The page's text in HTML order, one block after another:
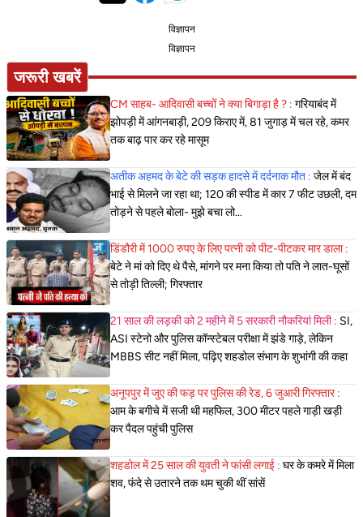
विज्ञापन
विज्ञापन
जरूरी खबरें
CM साहब- आदिवासी बच्चों ने क्या बिगाड़ा है ? : गरियाबंद में
झोपड़ी में आंगनबाड़ी, 209 किराए में, 81 जुगाड़ में चल रहे, कमर
तक बाढ़ पार कर रहे मासूम
अतीक अहमद के बेटे की सड़क हादसे में दर्दनाक मौत : जेल में बंद
भाई से मिलने जा रहा था; 120 की स्पीड में कार 7 फीट उछली, दम
तोड़ने से पहले बोला- मुझे बचा लो...
डिंडौरी में 1000 रुपए के लिए पत्नी को पीट-पीटकर मार डाला :
बेटे ने मां को दिए थे पैसे, मांगने पर मना किया तो पति ने लात-घूसों
से तोड़ी तिल्ली; गिरफ्तार
21 साल की लड़की को 2 महीने में 5 सरकारी नौकरियां मिली : SI,
ASI स्टेनो और पुलिस कॉन्स्टेबल परीक्षा में झंडे गाड़े, लेकिन
MBBS सीट नहीं मिला, पढ़िए शहडोल संभाग के शुभांगी की कहा
अनूपपुर में जुए की फड़ पर पुलिस की रेड, 6 जुआरी गिरफ्तार :
आम के बगीचे में सजी थी महफिल, 300 मीटर पहले गाड़ी खड़ी
कर पैदल पहुंची पुलिस
शहडोल में 25 साल की युवती ने फांसी लगाई : घर के कमरे में मिला
शव, फंदे से उतारने तक थम चुकी थीं सांसें